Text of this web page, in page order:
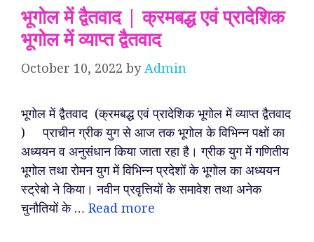
भूगोल में द्वैतवाद | क्रमबद्ध एवं प्रादेशिक
भूगोल में व्याप्त द्वैतवाद
October 10, 2022 byAdmin
भूगोल में द्वैतवाद (क्रमबद्ध एवं प्रादेशिक भूगोल में व्याप्त द्वैतवाद
) प्राचीन ग्रीक युग से आज तक भूगोल के विभिन्न पक्षों का
अध्ययन व अनुसंधान किया जाता रहा है। ग्रीक युग में गणितीय
भूगोल तथा रोमन युग में विभिन्न प्रदेशों के भूगोल का अध्ययन
स्ट्रेबो ने किया। नवीन प्रवृत्तियों के समावेश तथा अनेक
चुनौतियों के … Read more